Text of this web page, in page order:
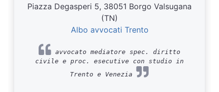
Piazza Degasperi 5, 38051 Borgo Valsugana
(TN)
Albo avvocati Trento
avvocato mediatore spec. diritto
civile e proc. esecutive con studio in
Trento e Venezia